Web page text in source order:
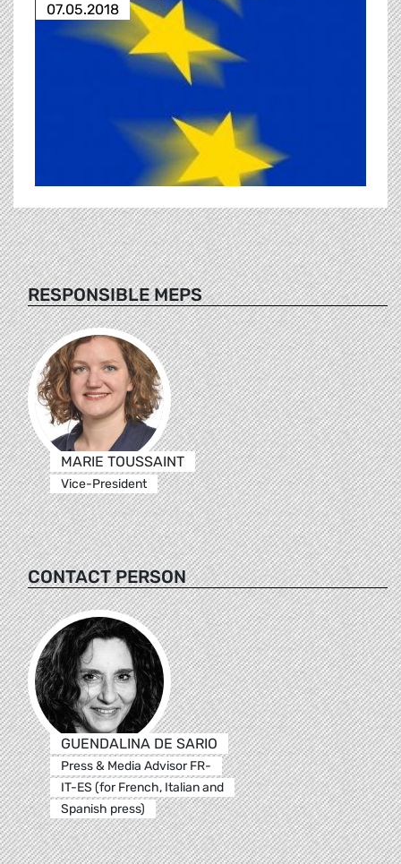
07.05.2018
RESPONSIBLE MEPS
MARIE TOUSSAINT
Vice-President
CONTACT PERSON
GUENDALINA DE SARIO
Press & Media Advisor FR-
IT-ES (for French, Italian and
Spanish press)